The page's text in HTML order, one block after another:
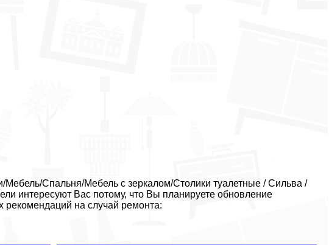
Спальня/Мебель с зеркалом/Столики туалетные / Сильва /
интересуют Вас потому, что Вы планируете обновление
рекомендаций на случай ремонта: